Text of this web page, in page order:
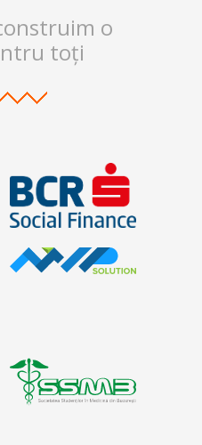
o
toți